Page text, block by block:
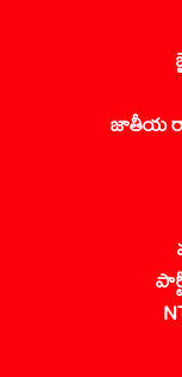
జాతీయ